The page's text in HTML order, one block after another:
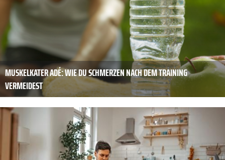
MUSKELKATER ADÉ: WIE DU SCHMERZEN NACH DEM TRAINING
VERMEIDEST